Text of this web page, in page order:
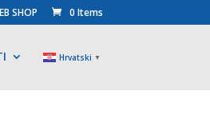
SHOP 0 Items
Hrvatski ▼